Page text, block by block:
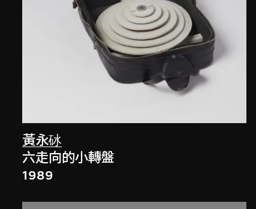
黃永砅
六走向的小轉盤
1989